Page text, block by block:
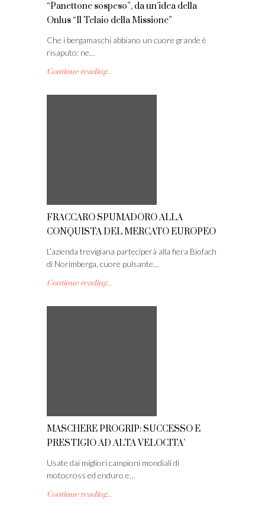
“Panettone sospeso”, da un’idea della
Onlus “Il Telaio della Missione”
Che i bergamaschi abbiano un cuore grande è
risaputo: ne…
Continue reading...
FRACCARO SPUMADORO ALLA
CONQUISTA DEL MERCATO EUROPEO
L’azienda trevigiana parteciperà alla fiera Biofach
di Norimberga, cuore pulsante…
Continue reading...
MASCHERE PROGRIP: SUCCESSO E
PRESTIGIO AD ALTA VELOCITA’
Usate dai migliori campioni mondiali di
motocross ed enduro e…
Continue reading...